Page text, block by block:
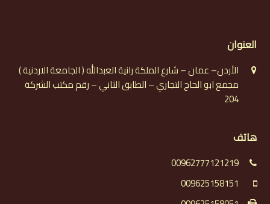
العنوان
الأردن– عمان – شارع الملكة رانية العبدالله ( الجامعة الاردنية )
مجمع ابو الحاج التجاري – الطابق الثاني – رقم مكتب الشركة
204
هاتف
00962777121219
009625158151